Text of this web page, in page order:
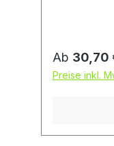
sich
Messing
Regulärer
Ab 30,70
Preise inkl.